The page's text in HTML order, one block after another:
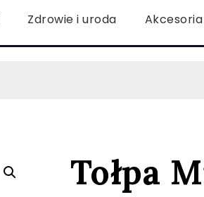
Zdrowie i uroda Akcesoria
Tołpa